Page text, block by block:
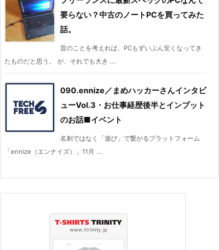
要らない？中古のノートPCを買ってみた
話。
昔のことを考えれば、PCもずいぶん安くなってき
たものだと思う。 が、それでも大き ...
090.ennize／まめハッカーさんインタビ
ューVol.3・お仕事経歴後半とインプット
のお話■イベント
名刺ではなく「遊び」で繋がるプラットフォーム
「ennize（エンナイズ）」11月 ...